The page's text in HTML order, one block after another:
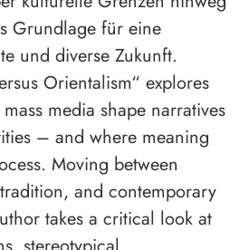
Grundlage für eine
und diverse Zukunft.
Orientalism“ explores
media shape narratives
– and where meaning
Moving between
and contemporary
takes a critical look at